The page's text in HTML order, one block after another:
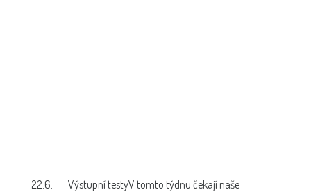
22.6. Výstupní testyV tomto týdnu čekají naše